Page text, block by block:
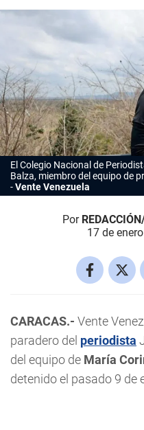
El Colegio Nacional de
Balza, miembro del equipo de
Vente Venezuela
Por
17 de
CARACAS.- Vente
paradero del periodista
del equipo de María
detenido el pasado 9 de